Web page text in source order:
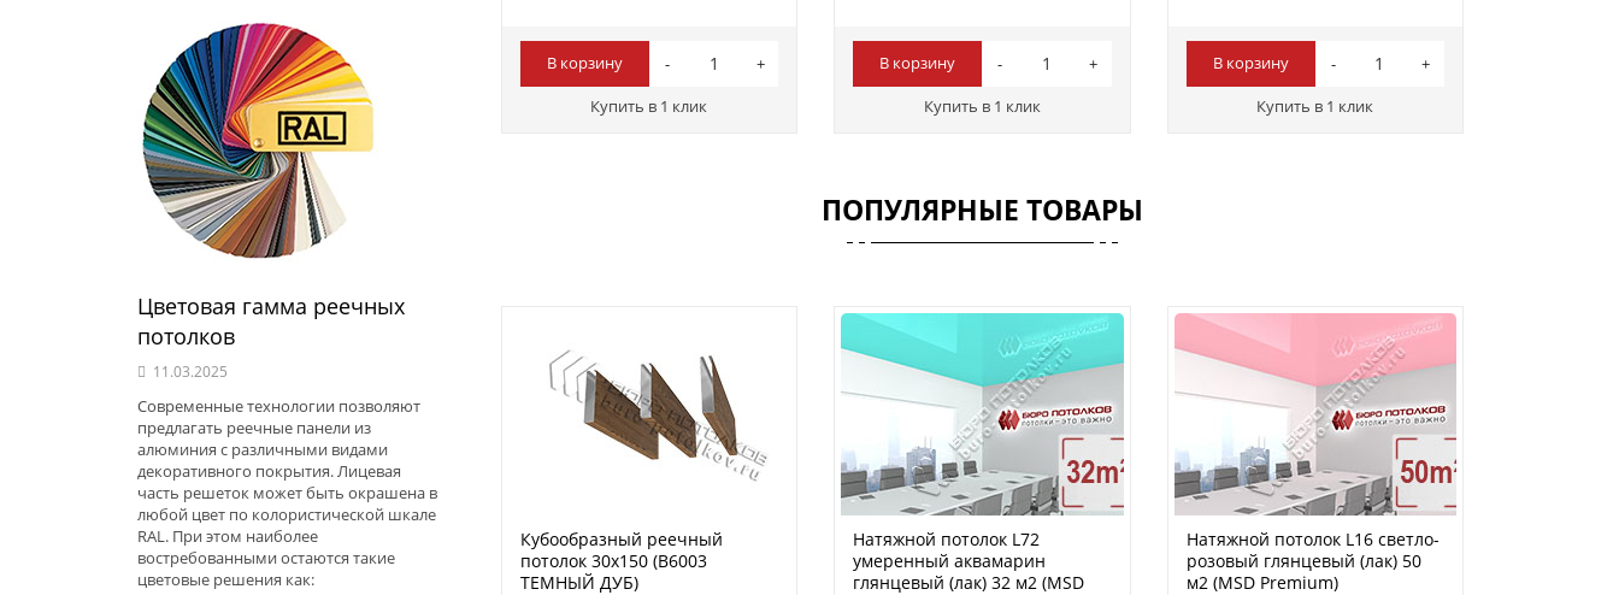
Цветовая гамма реечных
потолков
11.03.2025
Современные технологии позволяют
предлагать реечные панели из
алюминия с различными видами
декоративного покрытия. Лицевая
часть решеток может быть окрашена в
любой цвет по колористической шкале
RAL. При этом наиболее
востребованными остаются такие
цветовые решения как:
В корзину
Купить в 1 клик
В корзину
Купить в 1 клик
В корзину
Купить в 1 клик
ПОПУЛЯРНЫЕ ТОВАРЫ
Кубообразный реечный
потолок 30х150 (B6003
ТЕМНЫЙ ДУБ)
Натяжной потолок L72
умеренный аквамарин
глянцевый (лак) 32 м2 (MSD
Натяжной потолок L16 светло-
розовый глянцевый (лак) 50
м2 (MSD Premium)